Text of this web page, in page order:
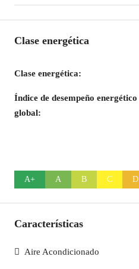
Clase energética
Clase energética:
Índice de desempeño energético
global:
A+ A B C D
Características
Aire Acondicionado